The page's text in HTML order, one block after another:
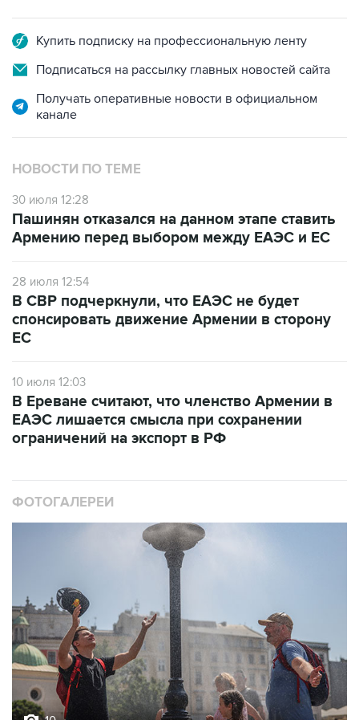
Купить подписку на профессиональную ленту
Подписаться на рассылку главных новостей сайта
Получать оперативные новости в официальном
канале
НОВОСТИ ПО ТЕМЕ
30 июля 12:28
Пашинян отказался на данном этапе ставить
Армению перед выбором между ЕАЭС и ЕС
28 июля 12:54
В СВР подчеркнули, что ЕАЭС не будет
спонсировать движение Армении в сторону
ЕС
10 июля 12:03
В Ереване считают, что членство Армении в
ЕАЭС лишается смысла при сохранении
ограничений на экспорт в РФ
ФОТОГАЛЕРЕИ